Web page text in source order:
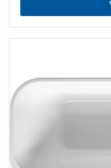
et trop-plein
et puriste